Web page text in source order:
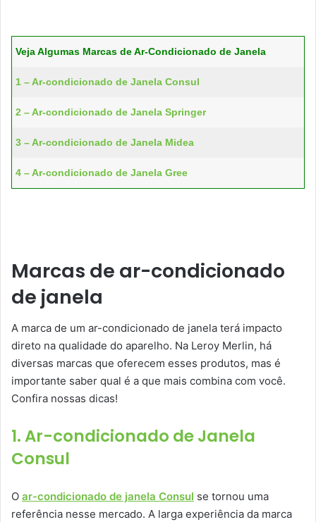
Veja Algumas Marcas de Ar-Condicionado de Janela
1 – Ar-condicionado de Janela Consul
2 – Ar-condicionado de Janela Springer
3 – Ar-condicionado de Janela Midea
4 – Ar-condicionado de Janela Gree
Marcas de ar-condicionado
de janela
A marca de um ar-condicionado de janela terá impacto
direto na qualidade do aparelho. Na Leroy Merlin, há
diversas marcas que oferecem esses produtos, mas é
importante saber qual é a que mais combina com você.
Confira nossas dicas!
1. Ar-condicionado de Janela
Consul
O ar-condicionado de janela Consul se tornou uma
referência nesse mercado. A larga experiência da marca